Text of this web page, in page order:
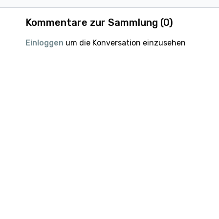
Kommentare zur Sammlung (0)
Einloggen um die Konversation einzusehen